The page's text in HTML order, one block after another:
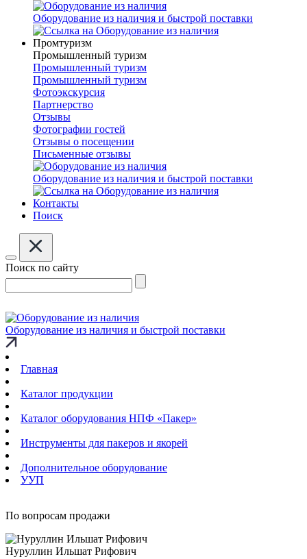
Оборудование из наличия и быстрой поставки
Промтуризм
Промышленный туризм
Промышленный туризм
Промышленный туризм
Фотоэкскурсия
Партнерство
Отзывы
Фотографии гостей
Отзывы о посещении
Письменные отзывы
Оборудование из наличия и быстрой поставки
Контакты
Поиск
Поиск по сайту
Оборудование из наличия и быстрой поставки
Главная
Каталог продукции
Каталог оборудования НПФ «Пакер»
Инструменты для пакеров и якорей
Дополнительное оборудование
УУП
По вопросам продажи
Нуруллин Ильшат Рифович